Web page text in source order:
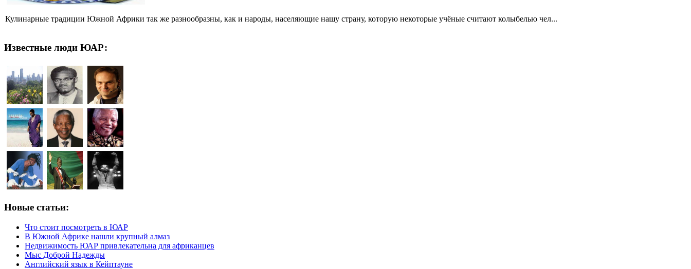
Кулинарные традиции Южной Африки так же разнообразны, как и народы, населяющие нашу страну, которую некоторые учёные считают колыбелью чел...
Известные люди ЮАР:
Новые статьи:
Что стоит посмотреть в ЮАР
В Южной Африке нашли крупный алмаз
Недвижимость ЮАР привлекательна для африканцев
Мыс Доброй Надежды
Английский язык в Кейптауне